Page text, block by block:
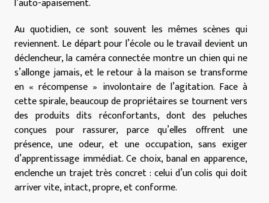
l’auto-apaisement.
Au quotidien, ce sont souvent les mêmes scènes qui
reviennent. Le départ pour l’école ou le travail devient un
déclencheur, la caméra connectée montre un chien qui ne
s’allonge jamais, et le retour à la maison se transforme
en « récompense » involontaire de l’agitation. Face à
cette spirale, beaucoup de propriétaires se tournent vers
des produits dits réconfortants, dont des peluches
conçues pour rassurer, parce qu’elles offrent une
présence, une odeur, et une occupation, sans exiger
d’apprentissage immédiat. Ce choix, banal en apparence,
enclenche un trajet très concret : celui d’un colis qui doit
arriver vite, intact, propre, et conforme.